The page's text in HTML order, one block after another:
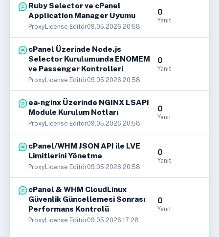
Ruby Selector ve cPanel
Application Manager Uyumu
ProxyLicense Editör09.05.2026 20:58
0
Yanıt
cPanel Üzerinde Node.js
Selector Kurulumunda ENOMEM
ve Passenger Kontrolleri
ProxyLicense Editör09.05.2026 20:58
0
Yanıt
ea-nginx Üzerinde NGINX LSAPI
Module Kurulum Notları
ProxyLicense Editör09.05.2026 20:58
0
Yanıt
cPanel/WHM JSON API ile LVE
Limitlerini Yönetme
ProxyLicense Editör09.05.2026 20:58
0
Yanıt
cPanel & WHM CloudLinux
Güvenlik Güncellemesi Sonrası
Performans Kontrolü
ProxyLicense Editör09.05.2026 17:28
0
Yanıt